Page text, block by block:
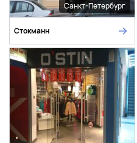
Санкт-Петербург
Стокманн